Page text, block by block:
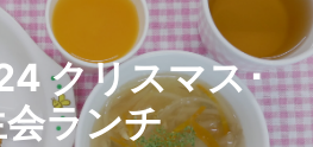
クリスマス･
ランチ